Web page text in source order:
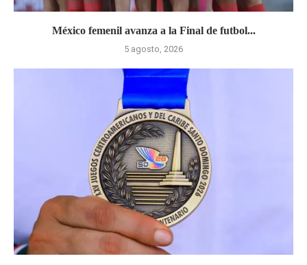
México femenil avanza a la Final de futbol...
5 agosto, 2026